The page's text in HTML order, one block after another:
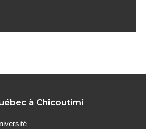
à Chicoutimi